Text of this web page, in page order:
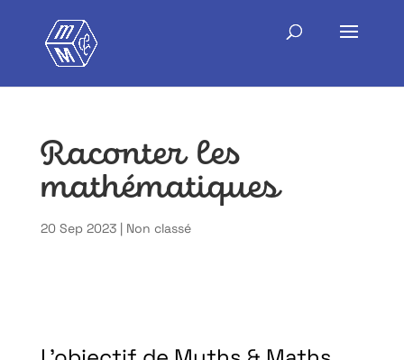
Raconter les
mathématiques
20 Sep 2023| Non classé